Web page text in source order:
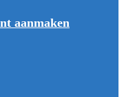
aanmaken